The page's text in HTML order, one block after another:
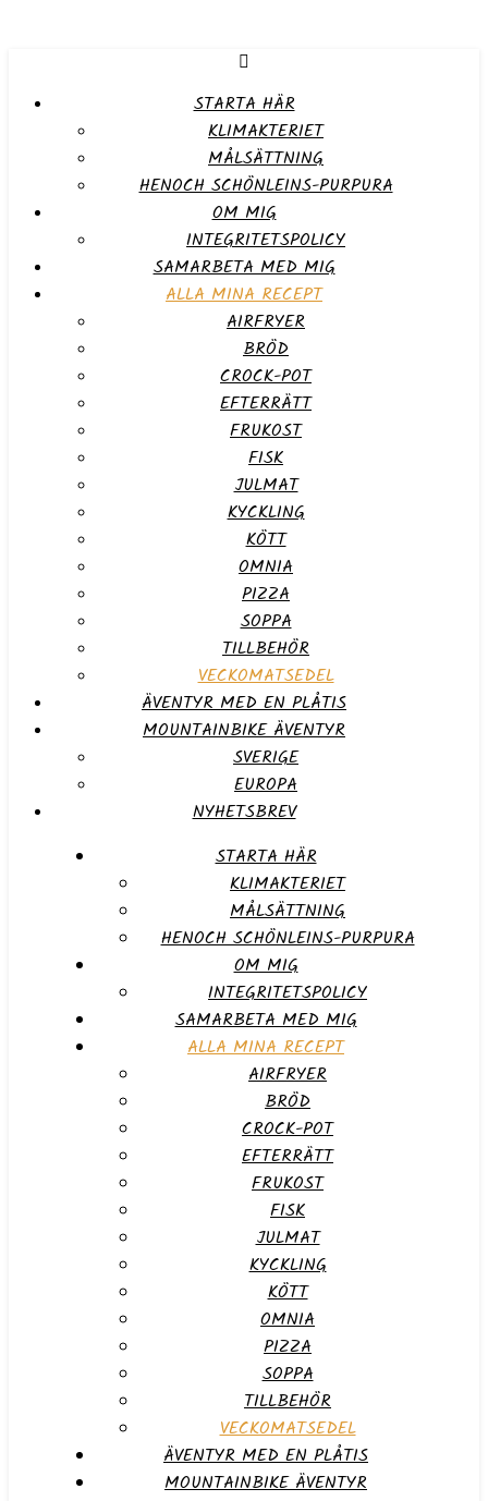
STARTA HÄR
KLIMAKTERIET
MÅLSÄTTNING
HENOCH SCHÖNLEINS-PURPURA
OM MIG
INTEGRITETSPOLICY
SAMARBETA MED MIG
ALLA MINA RECEPT
AIRFRYER
BRÖD
CROCK-POT
EFTERRÄTT
FRUKOST
FISK
JULMAT
KYCKLING
KÖTT
OMNIA
PIZZA
SOPPA
TILLBEHÖR
VECKOMATSEDEL
ÄVENTYR MED EN PLÅTIS
MOUNTAINBIKE ÄVENTYR
SVERIGE
EUROPA
NYHETSBREV
STARTA HÄR
KLIMAKTERIET
MÅLSÄTTNING
HENOCH SCHÖNLEINS-PURPURA
OM MIG
INTEGRITETSPOLICY
SAMARBETA MED MIG
ALLA MINA RECEPT
AIRFRYER
BRÖD
CROCK-POT
EFTERRÄTT
FRUKOST
FISK
JULMAT
KYCKLING
KÖTT
OMNIA
PIZZA
SOPPA
TILLBEHÖR
VECKOMATSEDEL
ÄVENTYR MED EN PLÅTIS
MOUNTAINBIKE ÄVENTYR